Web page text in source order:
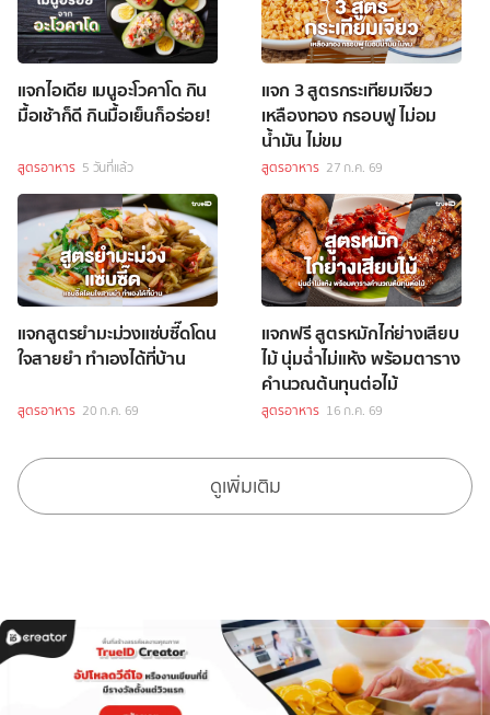
แจกไอเดีย เมนูอะโวคาโด กิน
มื้อเช้าก็ดี กินมื้อเย็นก็อร่อย!
สูตรอาหาร 5 วันที่แล้ว
แจก 3 สูตรกระเทียมเจียว
เหลืองทอง กรอบฟู ไม่อม
น้ำมัน ไม่ขม
สูตรอาหาร 27 ก.ค. 69
แจกสูตรยำมะม่วงแซ่บซี๊ดโดน
ใจสายยำ ทำเองได้ที่บ้าน
สูตรอาหาร 20 ก.ค. 69
แจกฟรี สูตรหมักไก่ย่างเสียบ
ไม้ นุ่มฉ่ำไม่แห้ง พร้อมตาราง
คำนวณต้นทุนต่อไม้
สูตรอาหาร 16 ก.ค. 69
ดูเพิ่มเติม